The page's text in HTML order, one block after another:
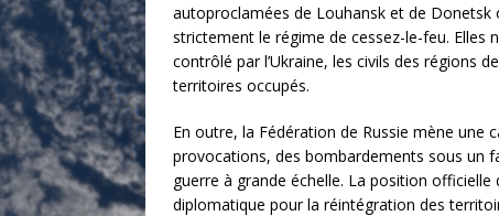
autoproclamées de Louhansk et de
strictement le régime de cessez-le-feu.
contrôlé par l’Ukraine, les civils des régions
territoires occupés.
En outre, la Fédération de Russie mène une
provocations, des bombardements sous un
guerre à grande échelle. La position officielle
diplomatique pour la réintégration des